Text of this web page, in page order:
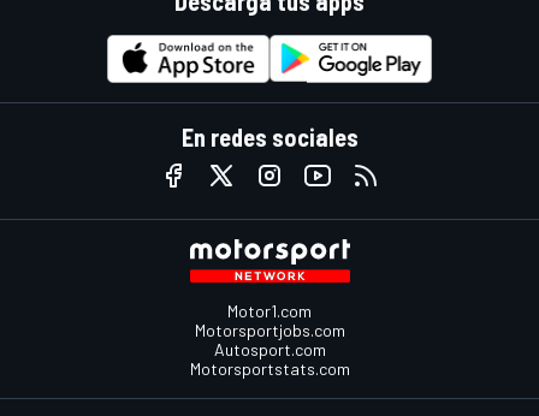
En redes sociales
Motor1.com
Motorsportjobs.com
Autosport.com
Motorsportstats.com